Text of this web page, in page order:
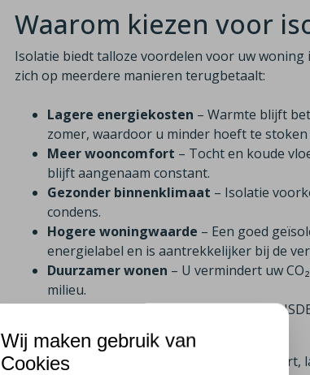
Waarom kiezen voor
Isolatie biedt talloze voordelen voor uw woning
zich op meerdere manieren terugbetaalt:
Lagere energiekosten – Warmte blijft
zomer, waardoor u minder hoeft te
Meer wooncomfort – Tocht en koude
blijft aangenaam constant.
Gezonder binnenklimaat – Isolatie
condens.
Hogere woningwaarde – Een goed
energielabel en is aantrekkelijker bij de
Duurzamer wonen – U vermindert uw
milieu.
Aantrekkelijke subsidie– Dankzij de
verdient u uw investering sneller terug.
Met isolatie profiteert u dus van meer comfort,
Wij maken gebruik van
Cookies